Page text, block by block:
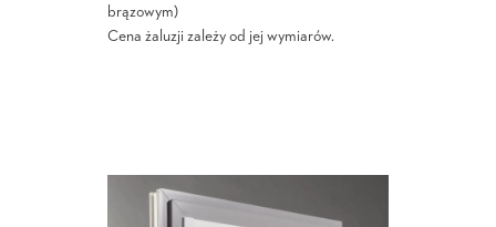
brązowym)
Cena żaluzji zależy od jej wymiarów.